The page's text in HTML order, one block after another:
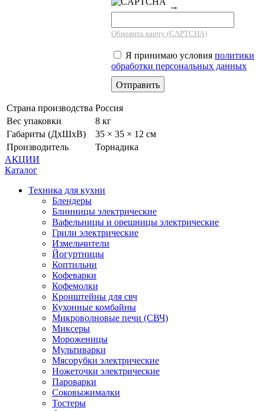
→
Обновить капчу (CAPTCHA)
Я принимаю условия политики
обработки персональных данных
Страна производства Россия
Вес упаковки
8 кг
Габариты (ДхШхВ)
35 × 35 × 12 см
Производитель
Торнадика
АКЦИИ
Каталог
Техника для кухни
Блендеры
Блинницы электрические
Вафельницы и орешницы электрические
Грили электрические
Измельчители
Йогуртницы
Коптильни
Кофеварки
Кофемолки
Кронштейны для свч
Кухонные комбайны
Микроволновые печи (СВЧ)
Миксеры
Мороженицы
Мультиварки
Мясорубки электрические
Ножеточки электрические
Пароварки
Соковыжималки
Тостеры